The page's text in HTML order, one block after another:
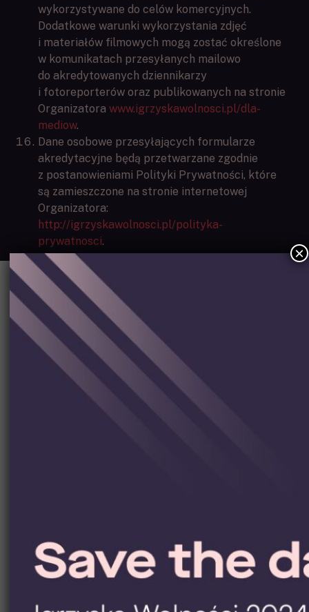
wykorzystywane do celów komercyjnych.
Dodatkowe warunki wykorzystania zdjęć
i materiałów filmowych mogą zostać określone
w komunikatach przesyłanych mailowo
do akredytowanych dziennikarzy
i fotoreporterów oraz publikowanych na stronie
Organizatora www.igrzyskawolnosci.pl/dla-
mediow.
Dane osobowe przesyłających formularze
akredytacyjne będą przetwarzane zgodnie
z postanowieniami Polityki Prywatności, które
są zamieszczone na stronie internetowej
Organizatora:
http://igrzyskawolnosci.pl/polityka-
prywatnosci.
PARTNERZY
Partnerzy strategiczni
Współorganizatorzy
×